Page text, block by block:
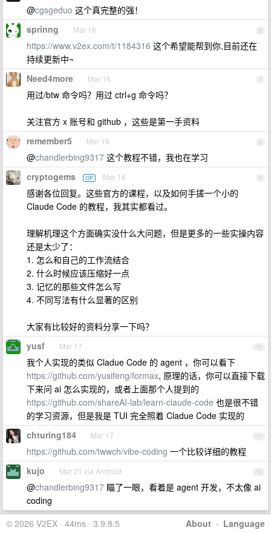
@cgsgeduo 这个真完整的强！
6
sprinng Mar 16
https://www.v2ex.com/t/1184316 这个希望能帮到你,目前还在
持续更新中~
7
Need4more Mar 16
用过/btw 命令吗？用过 ctrl+g 命令吗？
关注官方 x 账号和 github ，这些是第一手资料
8
remember5 Mar 16
@chandlerbing9317 这个教程不错，我也在学习
9
cryptogems OP Mar 16
感谢各位回复。这些官方的课程，以及如何手搓一个小的
Claude Code 的教程，我其实都看过。
理解机理这个方面确实没什么大问题，但是更多的一些实操内容
还是太少了：
1. 怎么和自己的工作流结合
2. 什么时候应该压缩好一点
3. 记忆的那些文件怎么写
4. 不同写法有什么显著的区别
大家有比较好的资料分享一下吗？
10
yusf Mar 17
我个人实现的类似 Cladue Code 的 agent ，你可以看下
https://github.com/yusifeng/formax, 原理的话，你可以直接下载
下来问 ai 怎么实现的，或者上面那个人提到的
https://github.com/shareAI-lab/learn-claude-code 也是很不错
的学习资源，但是我是 TUI 完全照着 Cladue Code 实现的
11
chturing184 Mar 17
https://github.com/twwch/vibe-coding 一个比较详细的教程
12
kujo Mar 21 via Android
@chandlerbing9317 瞄了一眼，看着是 agent 开发，不太像 ai
coding
About · Language
© 2026 V2EX · 44ms · 3.9.8.5